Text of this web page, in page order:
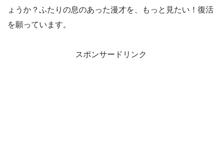
ょうか？ふたりの息のあった漫才を、もっと見たい！復活
を願っています。
スポンサードリンク